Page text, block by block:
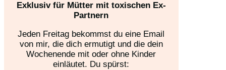
Exklusiv für Mütter mit toxischen Ex-
Partnern
Jeden Freitag bekommst du eine Email
von mir, die dich ermutigt und die dein
Wochenende mit oder ohne Kinder
einläutet. Du spürst: